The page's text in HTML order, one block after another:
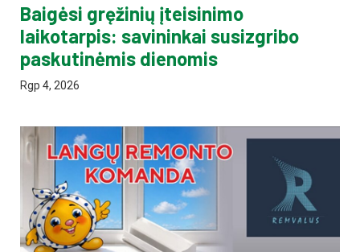
Baigėsi gręžinių įteisinimo
laikotarpis: savininkai susizgribo
paskutinėmis dienomis
Rgp 4, 2026